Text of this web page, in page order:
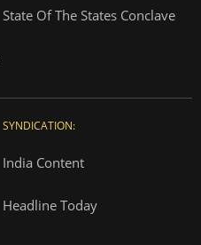
State Of The States Conclave
SYNDICATION:
India Content
Headline Today